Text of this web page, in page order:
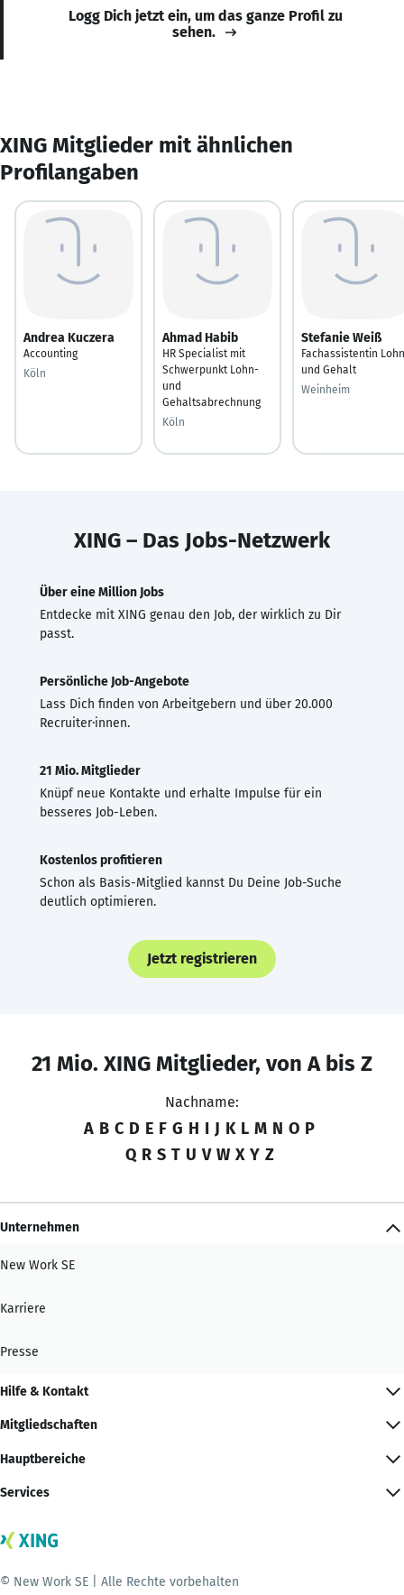
Logg Dich jetzt ein, um das ganze Profil zu
sehen.
XING Mitglieder mit ähnlichen
Profilangaben
Andrea Kuczera
Accounting
Köln
Ahmad Habib
HR Specialist mit
Schwerpunkt Lohn-
und
Gehaltsabrechnung
Köln
Stefanie Weiß
Fachassistentin Lohn
und Gehalt
Weinheim
XING – Das Jobs-Netzwerk
Über eine Million Jobs
Entdecke mit XING genau den Job, der wirklich zu Dir
passt.
Persönliche Job-Angebote
Lass Dich finden von Arbeitgebern und über 20.000
Recruiter·innen.
21 Mio. Mitglieder
Knüpf neue Kontakte und erhalte Impulse für ein
besseres Job-Leben.
Kostenlos profitieren
Schon als Basis-Mitglied kannst Du Deine Job-Suche
deutlich optimieren.
Jetzt registrieren
21 Mio. XING Mitglieder, von A bis Z
Nachname:
A B C D E F G H I J K L M N O P
Q R S T U V W X Y Z
Unternehmen
New Work SE
Karriere
Presse
Hilfe & Kontakt
Mitgliedschaften
Hauptbereiche
Services
© New Work SE | Alle Rechte vorbehalten